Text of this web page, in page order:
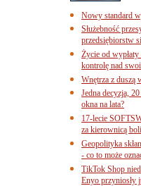
Nowy standard
Służebność
przedsiębiorstw
Życie od
kontrolę nad
Wnętrza z duszą
Jedna decyzja,
okna na lata?
17-lecie
za kierownicą
Geopolityka
- co to może
TikTok Shop
Enyo przyniosły